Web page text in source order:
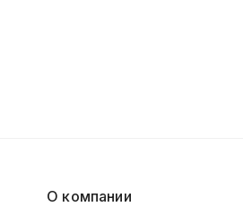
О компании